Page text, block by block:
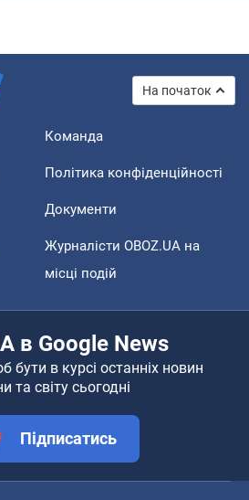
На початок
Команда
Політика конфіденційності
Документи
Журналісти OBOZ.UA на
місці подій
в Google News
бути в курсі останніх новин
та світу сьогодні
Підписатись